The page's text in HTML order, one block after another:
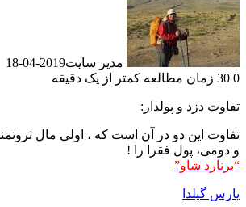
مدیر سایت2019-04-18
0
زمان مطالعه کمتر از یک دقیقه
تفاوت دزد و پولدار:
تفاوت این دو در آن است که ، اولی مال
و دومی، پول فقرا را !
“برنارد شاو”
پارس گیلدا